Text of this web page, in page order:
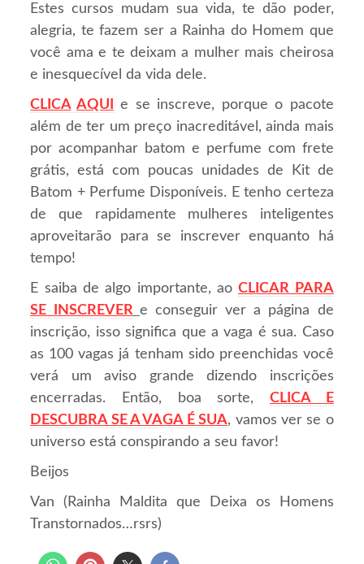
Estes cursos mudam sua vida, te dão poder,
alegria, te fazem ser a Rainha do Homem que
você ama e te deixam a mulher mais cheirosa
e inesquecível da vida dele.
CLICA AQUI
e se inscreve, porque o pacote
além de ter um preço inacreditável, ainda mais
por acompanhar batom e perfume com frete
grátis, está com poucas unidades de Kit de
Batom + Perfume Disponíveis. E tenho certeza
de que rapidamente mulheres inteligentes
aproveitarão para se inscrever enquanto há
tempo!
E saiba de algo importante, aoCLICAR PARA
SE INSCREVER e conseguir ver a página de
inscrição, isso significa que a vaga é sua. Caso
as 100 vagas já tenham sido preenchidas você
verá um aviso grande dizendo inscrições
encerradas. Então, boa sorte, CLICA E
DESCUBRA SE A VAGA É SUA, vamos ver se o
universo está conspirando a seu favor!
Beijos
Van (Rainha Maldita que Deixa os Homens
Transtornados…rsrs)